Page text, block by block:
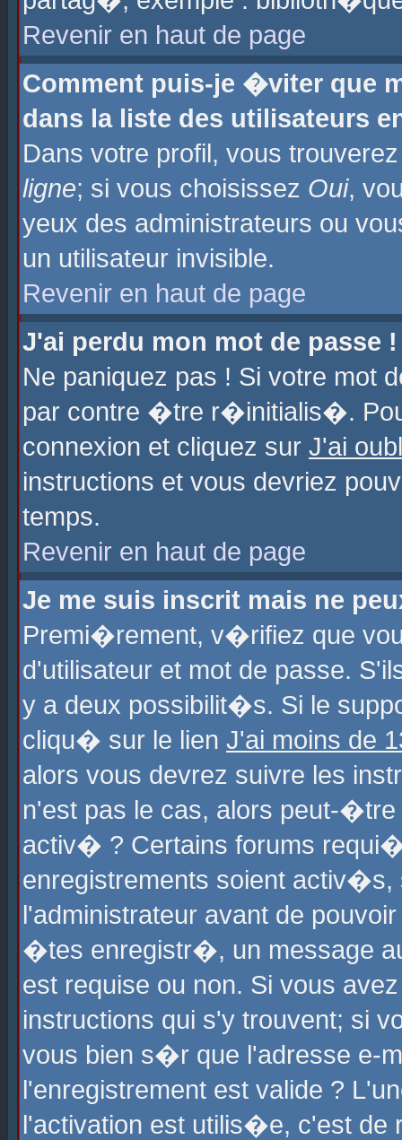
Revenir en haut de page
Comment puis-je �viter que
dans la liste des utilisateurs
Dans votre profil, vous
ligne; si vous choisissez Oui,
yeux des administrateurs ou
un utilisateur invisible.
Revenir en haut de page
J'ai perdu mon mot de passe !
Ne paniquez pas ! Si votre
par contre �tre r�initialis�.
connexion et cliquez sur J'ai
instructions et vous devriez
temps.
Revenir en haut de page
Je me suis inscrit mais ne
Premi�rement, v�rifiez que
d'utilisateur et mot de passe.
y a deux possibilit�s. Si le
cliqu� sur le lien J'ai moins de
alors vous devrez suivre les
n'est pas le cas, alors peut-
activ� ? Certains forums
enregistrements soient
l'administrateur avant de
�tes enregistr�, un message
est requise ou non. Si vous
instructions qui s'y trouvent; si
vous bien s�r que l'adresse e-
l'enregistrement est valide ?
l'activation est utilis�e, c'est